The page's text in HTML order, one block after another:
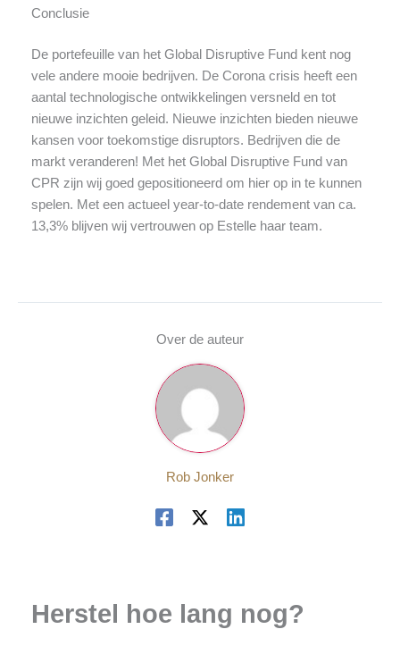
Conclusie
De portefeuille van het Global Disruptive Fund kent nog
vele andere mooie bedrijven. De Corona crisis heeft een
aantal technologische ontwikkelingen versneld en tot
nieuwe inzichten geleid. Nieuwe inzichten bieden nieuwe
kansen voor toekomstige disruptors. Bedrijven die de
markt veranderen! Met het Global Disruptive Fund van
CPR zijn wij goed gepositioneerd om hier op in te kunnen
spelen. Met een actueel year-to-date rendement van ca.
13,3% blijven wij vertrouwen op Estelle haar team.
Over de auteur
Rob Jonker
Herstel hoe lang nog?